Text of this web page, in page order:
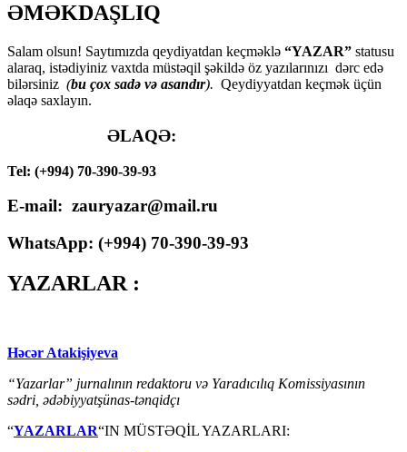
ƏMƏKDAŞLIQ
Salam olsun! Saytımızda qeydiyatdan keçməklə “YAZAR” statusu
alaraq, istədiyiniz vaxtda müstəqil şəkildə öz yazılarınızı dərc edə
bilərsiniz (bu çox sadə və asandır). Qeydiyyatdan keçmək üçün
əlaqə saxlayın.
ƏLAQƏ:
Tel: (+994) 70-390-39-93
E-mail: zauryazar@mail.ru
WhatsApp: (+994) 70-390-39-93
YAZARLAR :
Həcər Atakişiyeva
“Yazarlar” jurnalının redaktoru və Yaradıcılıq Komissiyasının
sədri, ədəbiyyatşünas-tənqidçı
“YAZARLAR“IN MÜSTƏQİL YAZARLARI: